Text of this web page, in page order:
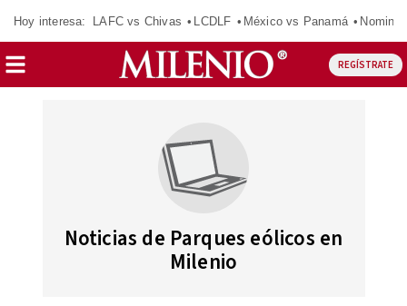
Hoy interesa: LAFC vs Chivas LCDLF México vs Panamá
REGÍSTRATE
Noticias de Parques eólicos en
Milenio